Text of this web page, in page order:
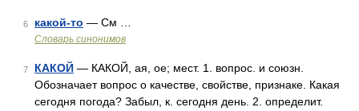
6 какой-то — См …
Словарь синонимов
7 КАКОЙ — КАКОЙ, ая, ое; мест. 1. вопрос. и союзн.
Обозначает вопрос о качестве, свойстве, признаке. Какая
сегодня погода? Забыл, к. сегодня день. 2. определит.